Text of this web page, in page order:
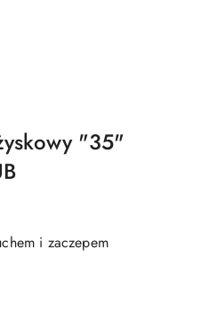
"35"
i zaczepem